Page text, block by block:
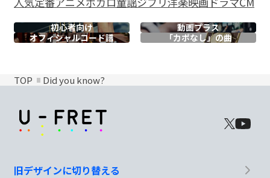
初心者向け
動画プラス
オフィシャルコード譜 「カポなし」の曲
TOP Did you know?
旧デザインに切り替える